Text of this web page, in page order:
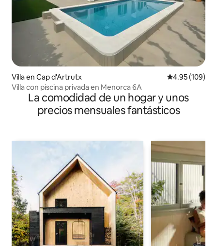
Villa en Cap d'Artrutx Calificación
4.95 (109)
Villa con piscina privada en Menorca 6A
La comodidad de un hogar y unos
precios mensuales fantásticos